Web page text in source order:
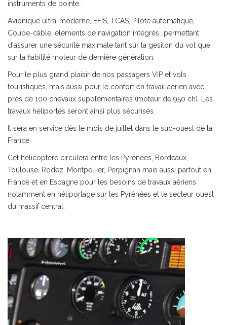
instruments de pointe :
Avionique ultra-moderne, EFIS, TCAS, Pilote automatique,
Coupe-câble, éléments de navigation intégrés...permettant
d'assurer une sécurité maximale tant sur la gesiton du vol que
sur la fiabilité moteur de dernière génération.
Pour le plus grand plaisir de nos passagers VIP et vols
touristiques, mais aussi pour le confort en travail aérien avec
près de 100 chevaux supplémentaires (moteur de 950 ch). Les
travaux héliportés seront ainsi plus sécurisés.
Il sera en service dès le mois de juillet dans le sud-ouest de la
France
Cet hélicoptère circulera entre les Pyrénées, Bordeaux,
Toulouse, Rodez, Montpellier, Perpignan mais aussi partout en
France et en Espagne pour les besoins de travaux aériens
notamment en héliportage sur les Pyrénées et le secteur ouest
du massif central.